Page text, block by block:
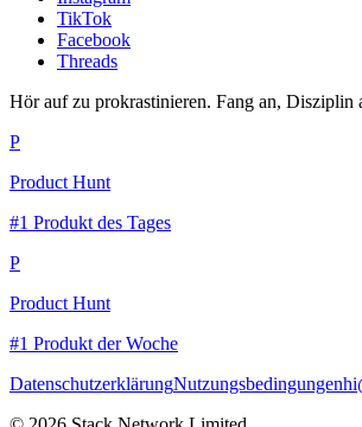
TikTok
Facebook
Threads
Hör auf zu prokrastinieren. Fang an, Disziplin
P
Product Hunt
#1 Produkt des Tages
P
Product Hunt
#1 Produkt der Woche
DatenschutzerklärungNutzungsbedingungen